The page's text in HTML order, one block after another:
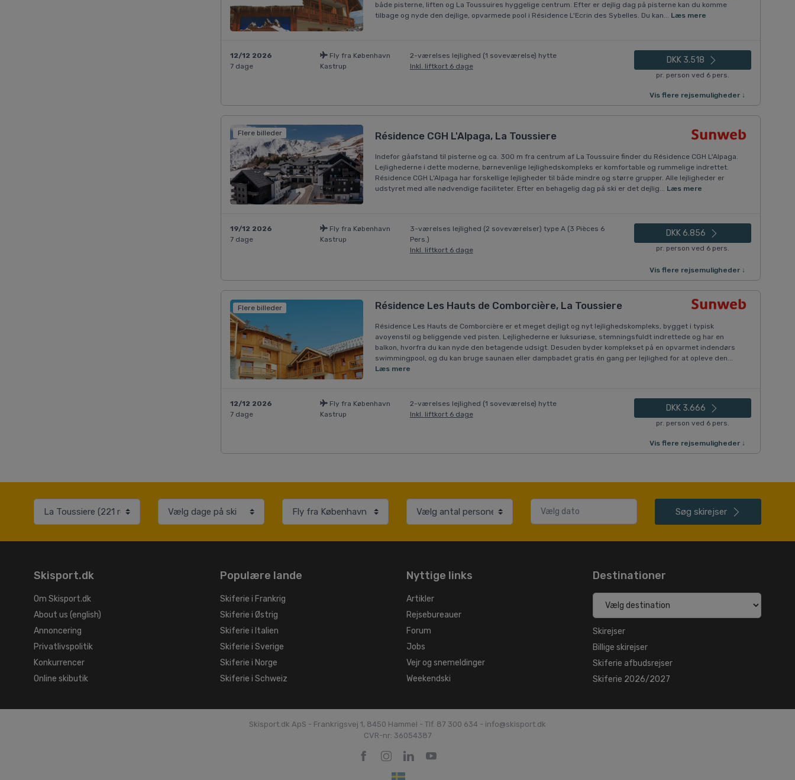
både pisterne, liften og La Toussuires hyggelige centrum. Efter er dejlig dag på pisterne kan du komme
tilbage og nyde den dejlige, opvarmede pool i Résidence L'Ecrin des Sybelles. Du kan... Læs mere
12/12 2026
7 dage
Fly fra København
Kastrup
2-værelses lejlighed (1 soveværelse) hytte
Inkl. liftkort 6 dage
DKK 3.518
pr. person ved 6 pers.
Vis flere rejsemuligheder ↓
Flere billeder Résidence CGH L'Alpaga, La Toussiere
Indefor gåafstand til pisterne og ca. 300 m fra centrum af La Toussuire finder du Résidence CGH L'Alpaga.
Lejlighederne i dette moderne, børnevenlige lejlighedskompleks er komfortable og rummelige indrettet.
Résidence CGH L'Alpaga har forskellige lejligheder til både mindre og større grupper. Alle lejligheder er
udstyret med alle nødvendige faciliteter. Efter en behagelig dag på ski er det dejlig... Læs mere
19/12 2026
7 dage
Fly fra København
Kastrup
3-værelses lejlighed (2 soveværelser) type A (3 Pièces 6
Pers.)
Inkl. liftkort 6 dage
DKK 6.856
pr. person ved 6 pers.
Vis flere rejsemuligheder ↓
Flere billeder Résidence Les Hauts de Comborcière, La Toussiere
Résidence Les Hauts de Comborcière er et meget dejligt og nyt lejlighedskompleks, bygget i typisk
avoyenstil og beliggende ved pisten. Lejlighederne er luksuriøse, stemningsfuldt indrettede og har en
balkon, hvorfra du kan nyde den betagende udsigt. Desuden byder komplekset på en opvarmet indendørs
swimmingpool, og du kan bruge saunaen eller dampbadet gratis én gang per lejlighed for at opleve den...
Læs mere
12/12 2026
7 dage
Fly fra København
Kastrup
2-værelses lejlighed (1 soveværelse) hytte
Inkl. liftkort 6 dage
DKK 3.666
pr. person ved 6 pers.
Vis flere rejsemuligheder ↓
Søg skirejser
Skisport.dk
Om Skisport.dk
About us (english)
Annoncering
Privatlivspolitik
Konkurrencer
Online skibutik
Populære lande
Skiferie i Frankrig
Skiferie i Østrig
Skiferie i Italien
Skiferie i Sverige
Skiferie i Norge
Skiferie i Schweiz
Nyttige links
Artikler
Rejsebureauer
Forum
Jobs
Vejr og snemeldinger
Weekendski
Destinationer
Skirejser
Billige skirejser
Skiferie afbudsrejser
Skiferie 2026/2027
Skisport.dk ApS - Frankrigsvej 1, 8450 Hammel - Tlf. 87 300 634 - info@skisport.dk
CVR-nr: 36054387